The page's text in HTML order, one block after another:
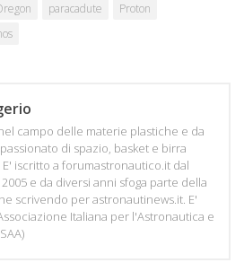
paracadute
Proton
campo delle materie plastiche e da
di spazio, basket e birra
E' iscritto a forumastronautico.it dal
e da diversi anni sfoga parte della
scrivendo per astronautinews.it. E'
Italiana per l'Astronautica e